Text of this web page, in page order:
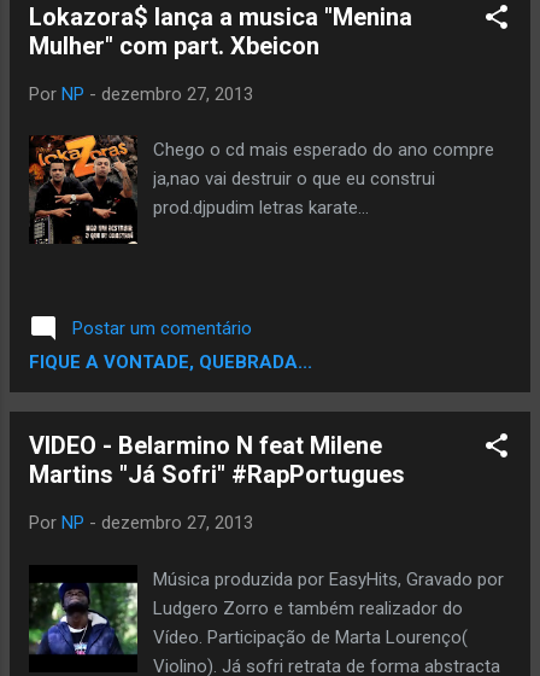
Lokazora$ lança a musica "Menina
Mulher" com part. Xbeicon
Por NP - dezembro 27, 2013
Chego o cd mais esperado do ano compre
ja,nao vai destruir o que eu construi
prod.djpudim letras karate...
Postar um comentário
FIQUE A VONTADE, QUEBRADA...
VIDEO - Belarmino N feat Milene
Martins "Já Sofri" #RapPortugues
Por NP - dezembro 27, 2013
Música produzida por EasyHits, Gravado por
Ludgero Zorro e também realizador do
Vídeo. Participação de Marta Lourenço(
Violino). Já sofri retrata de forma abstracta